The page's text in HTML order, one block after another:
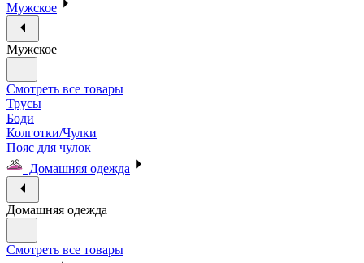
Мужское
Мужское
Смотреть все товары
Трусы
Боди
Колготки/Чулки
Пояс для чулок
Домашняя одежда
Домашняя одежда
Смотреть все товары